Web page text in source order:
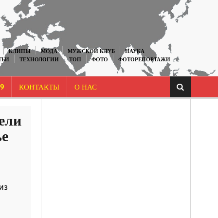
КЛИПЫ МОДА МУЖСКОЙ КЛУБ
НАУКА
ТЕХНОЛОГИИ ТОП ФОТО ФОТОРЕПОРТАЖИ
КОНТАКТЫ О НАС